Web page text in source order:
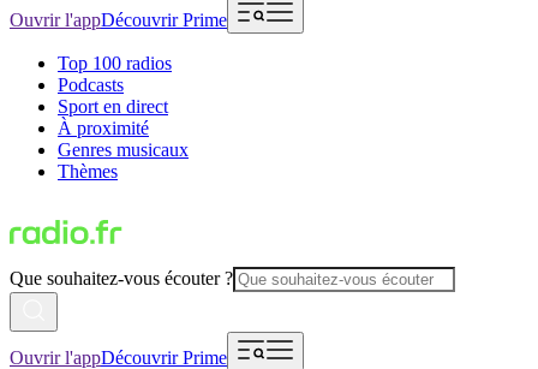
Ouvrir l'appDécouvrir Prime
Top 100 radios
Podcasts
Sport en direct
À proximité
Genres musicaux
Thèmes
Que souhaitez-vous écouter ?
Ouvrir l'appDécouvrir Prime